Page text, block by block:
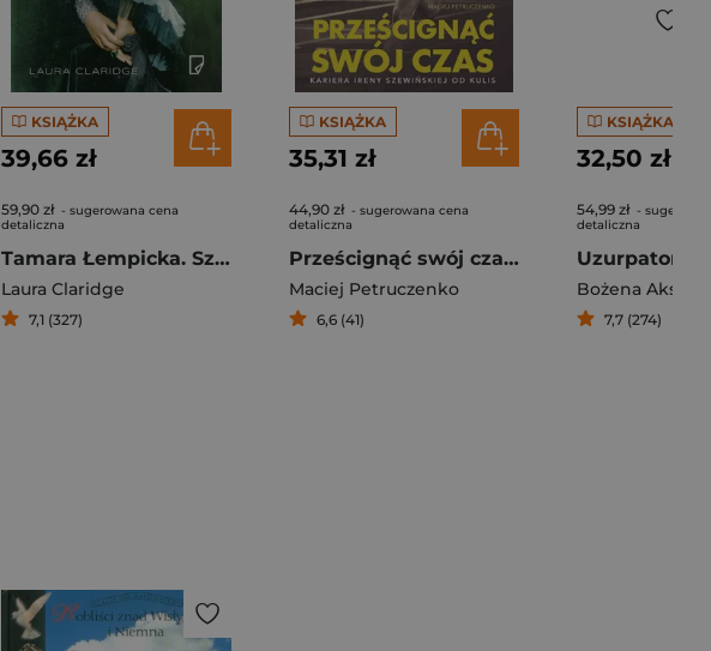
KSIĄŻKA
39,66 zł
59,90 zł - sugerowana cena
detaliczna
Tamara Łempicka. Sztuka i skandal
Laura Claridge
7,1 (327)
KSIĄŻKA
35,31 zł
44,90 zł - sugerowana cena
detaliczna
Prześcignąć swój czas Kariera Ireny Szewińskiej od kulis
Maciej Petruczenko
6,6 (41)
KSIĄŻKA
32,50 zł
54,99 zł -
detaliczna
Bożena
7,7 (274)